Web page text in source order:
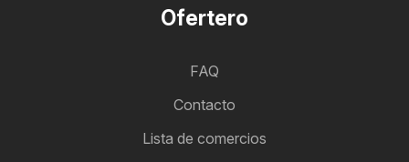
Ofertero
FAQ
Contacto
Lista de comercios